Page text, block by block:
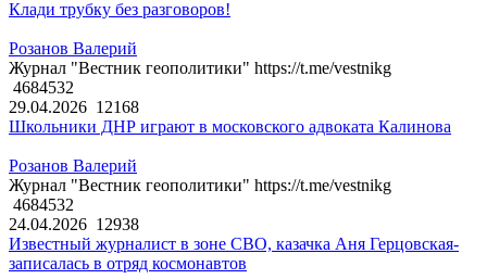
Клади трубку без разговоров!
Розанов Валерий
Журнал "Вестник геополитики" https://t.me/vestnikg
4684532
29.04.2026 12168
Школьники ДНР играют в московского адвоката Калинова
Розанов Валерий
Журнал "Вестник геополитики" https://t.me/vestnikg
4684532
24.04.2026 12938
Известный журналист в зоне СВО, казачка Аня Герцовская-
записалась в отряд космонавтов